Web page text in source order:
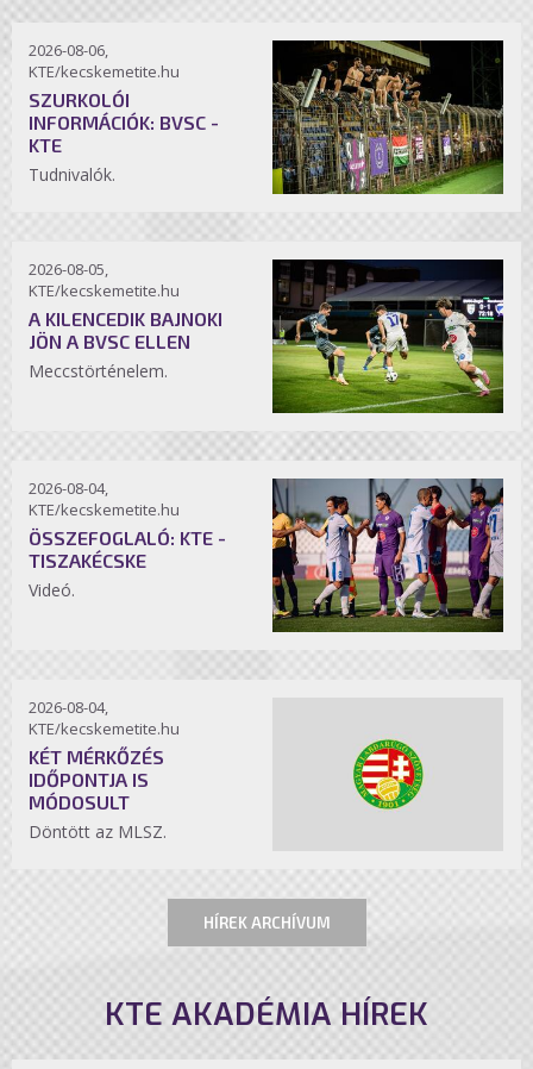
2026-08-06,
KTE/kecskemetite.hu
SZURKOLÓI
INFORMÁCIÓK: BVSC -
KTE
Tudnivalók.
2026-08-05,
KTE/kecskemetite.hu
A KILENCEDIK BAJNOKI
JÖN A BVSC ELLEN
Meccstörténelem.
2026-08-04,
KTE/kecskemetite.hu
ÖSSZEFOGLALÓ: KTE -
TISZAKÉCSKE
Videó.
2026-08-04,
KTE/kecskemetite.hu
KÉT MÉRKŐZÉS
IDŐPONTJA IS
MÓDOSULT
Döntött az MLSZ.
HÍREK ARCHÍVUM
KTE AKADÉMIA HÍREK